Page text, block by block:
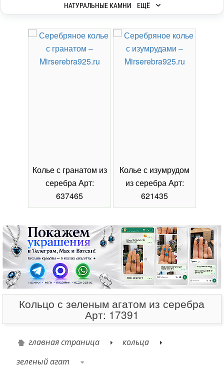
НАТУРАЛЬНЫЕ КАМНИ
ЕЩЁ
Колье с гранатом из
серебра Арт:
637465
Колье с изумрудом
из серебра Арт:
621435
Кольцо с зеленым агатом из серебра
Арт: 17391
главная страница
кольца
зеленый агат